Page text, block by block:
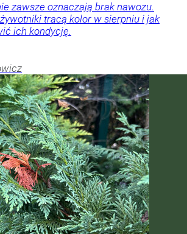
zawsze oznaczają brak nawozu.
tracą kolor w sierpniu i jak
ich kondycję.